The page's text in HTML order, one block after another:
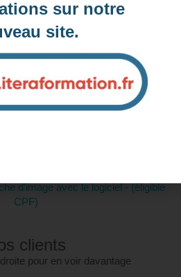
et sur mesure
similaires :
complète de Marketing Digital
ICDL (éligible CPF)
d'image avec le logiciel - (éligible
CPF)
clients
pour en voir davantage
sur notre
site.